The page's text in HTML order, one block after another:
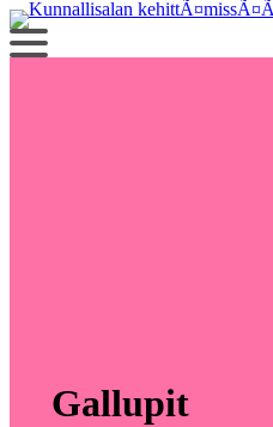
Siirry
sisältöön
Gallupit